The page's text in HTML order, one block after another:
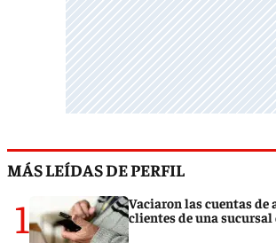
MÁS LEÍDAS DE PERFIL
1
Vaciaron las cuentas de
clientes de una sucursal